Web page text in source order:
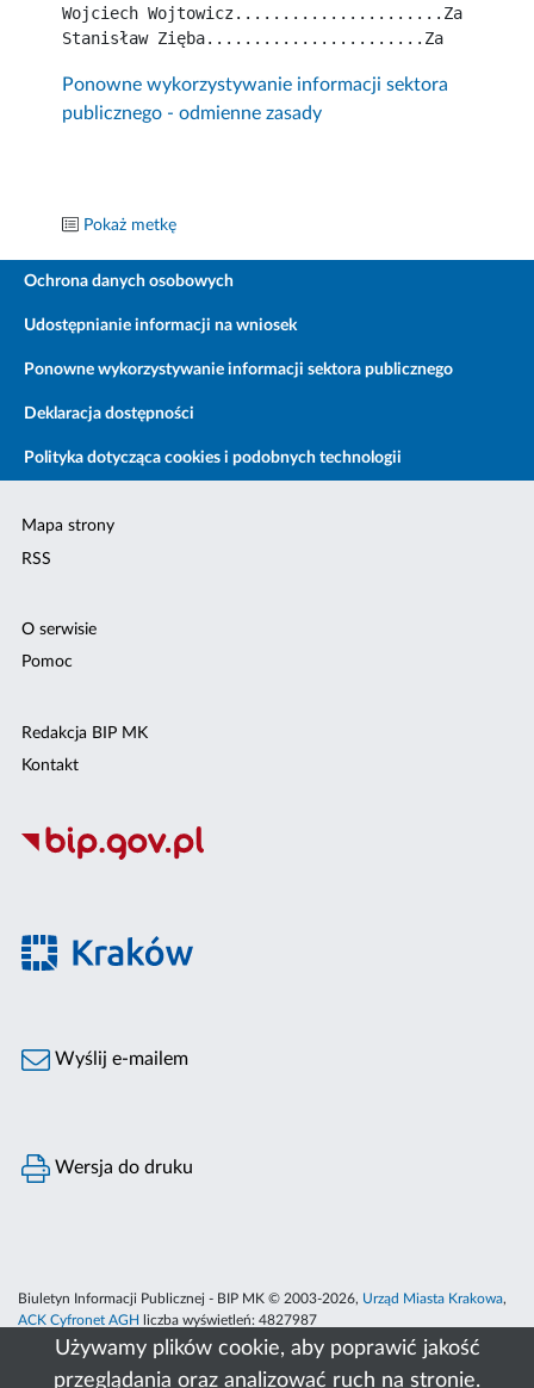
Używamy plików cookie, aby poprawić jakość
przeglądania oraz analizować ruch na stronie.
Wojciech Wojtowicz......................Za
Stanisław Zięba.......................Za
Ponowne wykorzystywanie informacji sektora
publicznego - odmienne zasady
Pokaż metkę
Ochrona danych osobowych
Udostępnianie informacji na wniosek
Ponowne wykorzystywanie informacji sektora publicznego
Deklaracja dostępności
Polityka dotycząca cookies i podobnych technologii
Mapa strony
RSS
O serwisie
Pomoc
Redakcja BIP MK
Kontakt
Wyślij e-mailem
Wersja do druku
Biuletyn Informacji Publicznej - BIP MK © 2003-2026, Urząd Miasta Krakowa,
ACK Cyfronet AGH
liczba wyświetleń: 4827987